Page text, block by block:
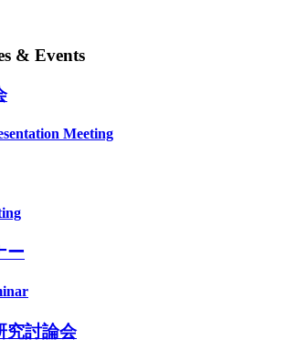
& Events
Meeting
ー
究討論会